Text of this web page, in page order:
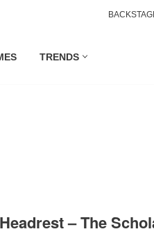
TRENDS
– The